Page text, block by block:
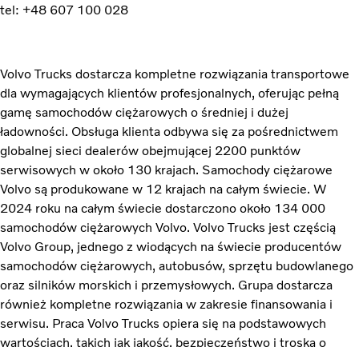
tel: +48 607 100 028
Volvo Trucks dostarcza kompletne rozwiązania transportowe
dla wymagających klientów profesjonalnych, oferując pełną
gamę samochodów ciężarowych o średniej i dużej
ładowności. Obsługa klienta odbywa się za pośrednictwem
globalnej sieci dealerów obejmującej 2200 punktów
serwisowych w około 130 krajach. Samochody ciężarowe
Volvo są produkowane w 12 krajach na całym świecie. W
2024 roku na całym świecie dostarczono około 134 000
samochodów ciężarowych Volvo. Volvo Trucks jest częścią
Volvo Group, jednego z wiodących na świecie producentów
samochodów ciężarowych, autobusów, sprzętu budowlanego
oraz silników morskich i przemysłowych. Grupa dostarcza
również kompletne rozwiązania w zakresie finansowania i
serwisu. Praca Volvo Trucks opiera się na podstawowych
wartościach, takich jak jakość, bezpieczeństwo i troska o